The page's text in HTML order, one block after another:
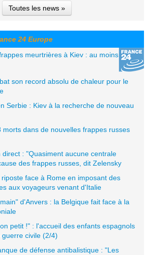
Toutes les news »
24 Europe
meurtrières à Kiev : au moins
son record absolu de chaleur pour le
Serbie : Kiev à la recherche de nouveau
morts dans de nouvelles frappes russes
direct : "Quasiment aucune centrale
des frappes russes, dit Zelensky
face à Rome en imposant des
aux voyageurs venant d'Italie
d'Anvers : la Belgique fait face à la
petit !" : l'accueil des enfants espagnols
civile (2/4)
de défense antibalistique : "Les